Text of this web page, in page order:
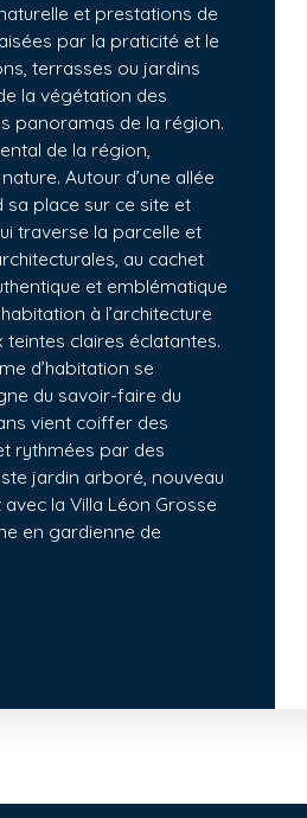
et prestations de
par la praticité et le
terrasses ou jardins
la végétation des
panoramas de la région.
de la région,
Autour d’une allée
place sur ce site et
traverse la parcelle et
au cachet
et emblématique
à l’architecture
claires éclatantes.
d’habitation se
du savoir-faire du
vient coiffer des
rythmées par des
jardin arboré, nouveau
la Villa Léon Grosse
en gardienne de